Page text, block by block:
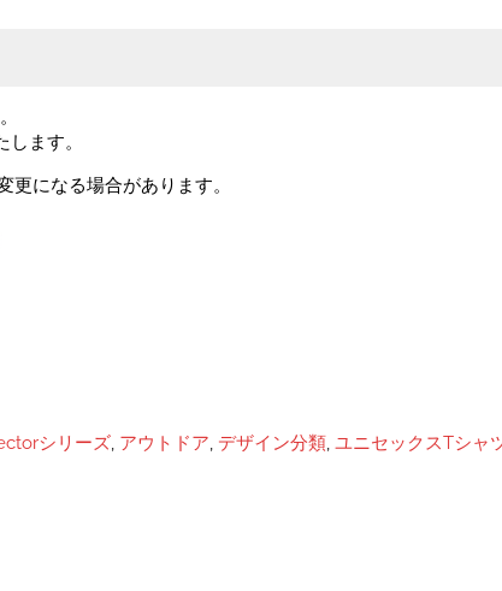
ます。
になる場合があります。
シリーズ, アウトドア, デザイン分類, ユニセックスTシャ